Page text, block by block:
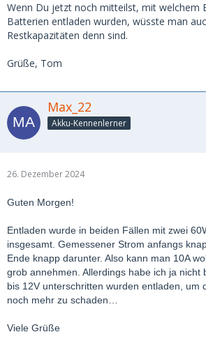
Wenn Du jetzt noch mitteilst, mit welchem
Batterien entladen wurden, wüsste man
Restkapazitäten denn sind.
Grüße, Tom
Max_22
Akku-Kennenlerner
26. Dezember 2024
Guten Morgen!
Entladen wurde in beiden Fällen mit zwei
insgesamt. Gemessener Strom anfangs
Ende knapp darunter. Also kann man 10A
grob annehmen. Allerdings habe ich ja nicht
bis 12V unterschritten wurden entladen, um
noch mehr zu schaden…
Viele Grüße